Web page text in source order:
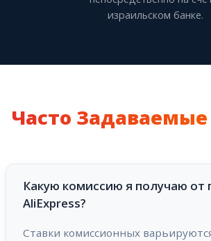
израильском банке.
Часто
Какую комиссию я получаю от
AliExpress?
Ставки комиссионных